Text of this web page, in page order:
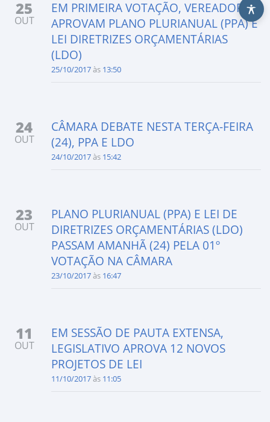
25
OUT
EM PRIMEIRA VOTAÇÃO, VEREADORES
APROVAM PLANO PLURIANUAL (PPA) E
LEI DIRETRIZES ORÇAMENTÁRIAS
(LDO)
25/10/2017às 13:50
24
OUT
CÂMARA DEBATE NESTA TERÇA-FEIRA
(24), PPA E LDO
24/10/2017às 15:42
23
OUT
PLANO PLURIANUAL (PPA) E LEI DE
DIRETRIZES ORÇAMENTÁRIAS (LDO)
PASSAM AMANHÃ (24) PELA 01º
VOTAÇÃO NA CÂMARA
23/10/2017às 16:47
11
OUT
EM SESSÃO DE PAUTA EXTENSA,
LEGISLATIVO APROVA 12 NOVOS
PROJETOS DE LEI
11/10/2017às 11:05